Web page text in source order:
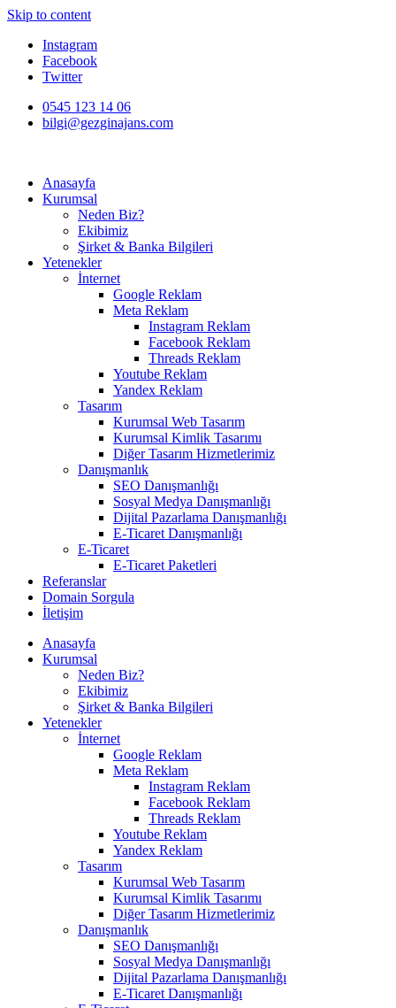
Skip to content
Instagram
Facebook
Twitter
0545 123 14 06
bilgi@gezginajans.com
Anasayfa
Kurumsal
Neden Biz?
Ekibimiz
Şirket & Banka Bilgileri
Yetenekler
İnternet
Google Reklam
Meta Reklam
Instagram Reklam
Facebook Reklam
Threads Reklam
Youtube Reklam
Yandex Reklam
Tasarım
Kurumsal Web Tasarım
Kurumsal Kimlik Tasarımı
Diğer Tasarım Hizmetlerimiz
Danışmanlık
SEO Danışmanlığı
Sosyal Medya Danışmanlığı
Dijital Pazarlama Danışmanlığı
E-Ticaret Danışmanlığı
E-Ticaret
E-Ticaret Paketleri
Referanslar
Domain Sorgula
İletişim
Anasayfa
Kurumsal
Neden Biz?
Ekibimiz
Şirket & Banka Bilgileri
Yetenekler
İnternet
Google Reklam
Meta Reklam
Instagram Reklam
Facebook Reklam
Threads Reklam
Youtube Reklam
Yandex Reklam
Tasarım
Kurumsal Web Tasarım
Kurumsal Kimlik Tasarımı
Diğer Tasarım Hizmetlerimiz
Danışmanlık
SEO Danışmanlığı
Sosyal Medya Danışmanlığı
Dijital Pazarlama Danışmanlığı
E-Ticaret Danışmanlığı